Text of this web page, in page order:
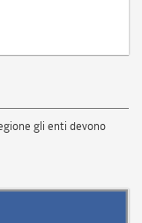
gli enti devono